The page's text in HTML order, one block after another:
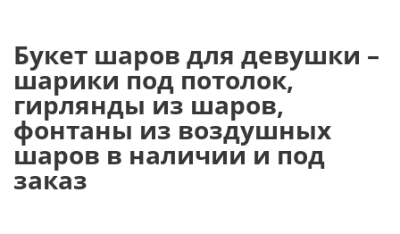
Букет шаров для девушки –
шарики под потолок,
гирлянды из шаров,
фонтаны из воздушных
шаров в наличии и под
заказ